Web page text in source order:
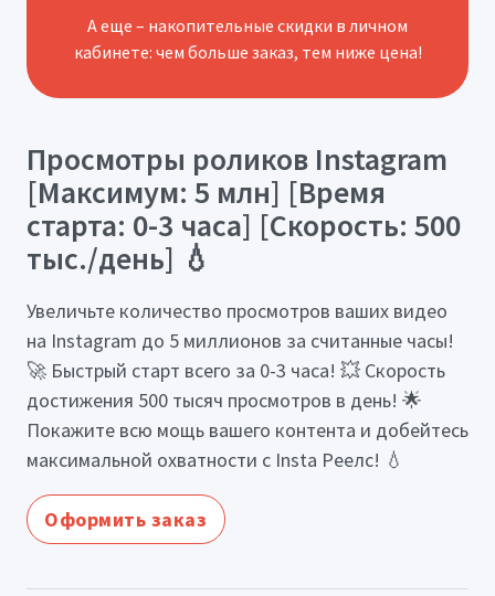
А еще – накопительные скидки в личном
кабинете: чем больше заказ, тем ниже цена!
Просмотры роликов Instagram
[Максимум: 5 млн] [Время
старта: 0-3 часа] [Скорость: 500
тыс./день] 💧
Увеличьте количество просмотров ваших видео
на Instagram до 5 миллионов за считанные часы!
🚀 Быстрый старт всего за 0-3 часа! 💥 Скорость
достижения 500 тысяч просмотров в день! 🌟
Покажите всю мощь вашего контента и добейтесь
максимальной охватности с Insta Реелс! 💧
Оформить заказ